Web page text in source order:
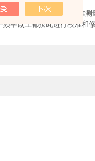
一系列测量，称为校准
率点上都按此进行校准和